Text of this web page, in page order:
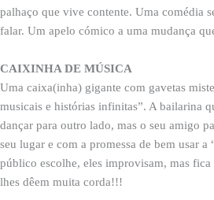
palhaço que vive contente. Uma comédia
falar. Um apelo cómico a uma mudança
CAIXINHA DE MÚSICA
Uma caixa(inha) gigante com gavetas
musicais e histórias infinitas”. A bailarina
dançar para outro lado, mas o seu amigo
seu lugar e com a promessa de bem usar a
público escolhe, eles improvisam, mas
lhes dêem muita corda!!!